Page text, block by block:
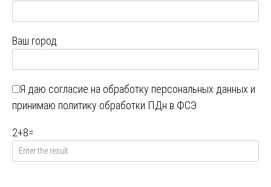
Ваш город
Я даю согласие на обработку персональных данных и
принимаю политику обработки ПДн в ФСЭ
2+8=